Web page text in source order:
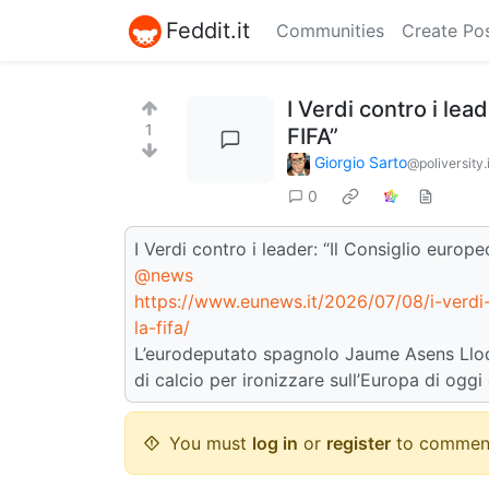
Feddit.it Communities Create
1
I Verdi contro i
FIFA”
Giorgio Sarto
0
I Verdi contro i leader: “Il Consiglio
@news
https://www.eunews.it/2026/07/08/i-
la-fifa/
L’eurodeputato spagnolo Jaume Asens
di calcio per ironizzare sull’Europa di
You must log in or register to